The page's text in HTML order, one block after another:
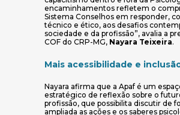
encaminhamentos refletem o
Sistema Conselhos em responder,
técnico e ético, aos desafios
sociedade e da profissão”, avalia a
COF do CRP-MG, Nayara Teixeira.
Mais acessibilidade e
Nayara afirma que a Apaf é um
estratégico de reflexão sobre o
profissão, que possibilita discutir de
ampliada as ações e os saberes